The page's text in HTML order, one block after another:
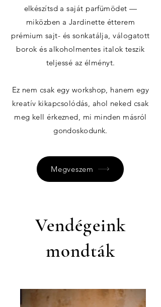
elkészítsd a saját parfümödet —
miközben a Jardinette étterem
prémium sajt- és sonkatálja, válogatott
borok és alkoholmentes italok teszik
teljessé az élményt.
Ez nem csak egy workshop, hanem egy
kreatív kikapcsolódás, ahol neked csak
meg kell érkezned, mi minden másról
gondoskodunk.
Megveszem
Vendégeink
mondták